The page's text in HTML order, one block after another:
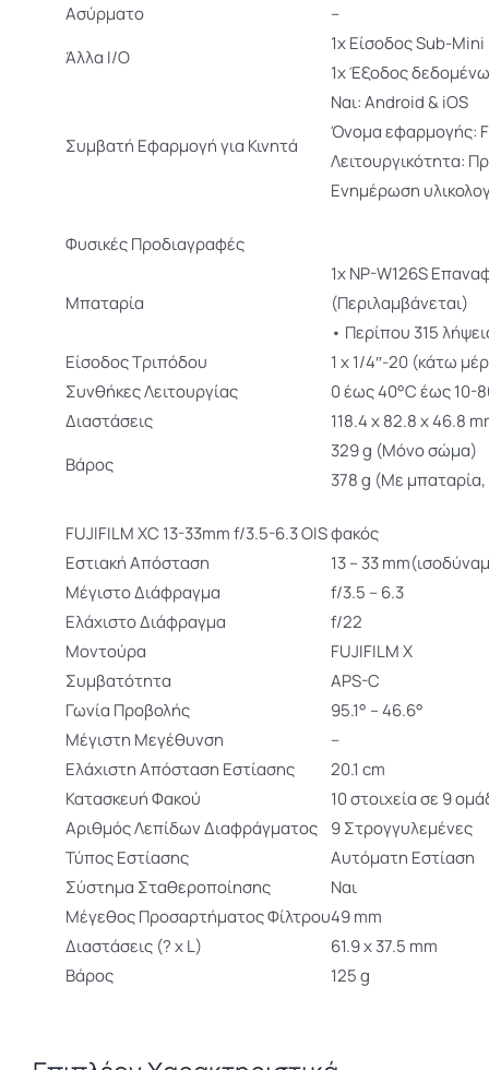
Ασύρματο
–
Άλλα I/O
1x Είσοδος Sub-
1x Έξοδος
Συμβατή Εφαρμογή για Κινητά
Ναι: Android & iOS
Όνομα εφαρμογής:
Λειτουργικότητα:
Ενημέρωση
Φυσικές Προδιαγραφές
Μπαταρία
1x NP-W126S
(Περιλαμβάνεται)
• Περίπου 315
Είσοδος Τριπόδου
1 x 1/4″-20 (κάτω
Συνθήκες Λειτουργίας
0 έως 40°C έως 10-
Διαστάσεις
118.4 x 82.8 x 46.8
Βάρος
329 g (Μόνο σώμα)
378 g (Με
FUJIFILM XC 13-33mm f/3.5-6.3 OIS φακός
Εστιακή Aπόσταση
13 – 33
Μέγιστο Διάφραγμα
f/3.5 – 6.3
Ελάχιστο Διάφραγμα
f/22
Μοντούρα
FUJIFILM X
Συμβατότητα
APS-C
Γωνία Προβολής
95.1° – 46.6°
Μέγιστη Μεγέθυνση
–
Ελάχιστη Απόσταση Εστίασης
20.1 cm
Κατασκευή Φακού
10 στοιχεία σε 9
Αριθμός Λεπίδων Διαφράγματος
9 Στρογγυλεμένες
Τύπος Εστίασης
Αυτόματη Εστίαση
Σύστημα Σταθεροποίησης
Ναι
Μέγεθος Προσαρτήματος Φίλτρου49 mm
Διαστάσεις (? x L)
61.9 x 37.5 mm
Βάρος
125 g